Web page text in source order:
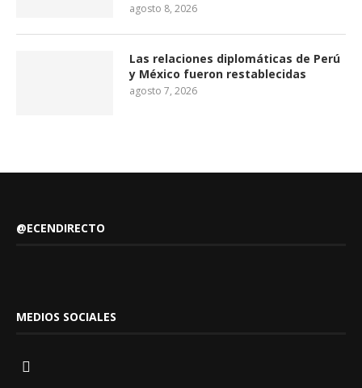
agosto 8, 2026
Las relaciones diplomáticas de Perú
y México fueron restablecidas
agosto 7, 2026
@ECENDIRECTO
MEDIOS SOCIALES